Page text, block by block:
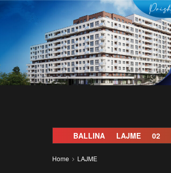
BALLINA LAJME 02
Home LAJME